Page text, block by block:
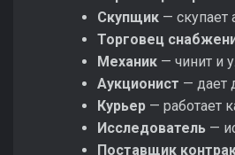
Скупщик — скупает
Торговец
Механик — чинит и
Аукционист — дает
Курьер — работает
Исследователь —
Поставщик